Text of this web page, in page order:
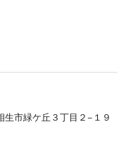
生市緑ケ丘３丁目２−１９